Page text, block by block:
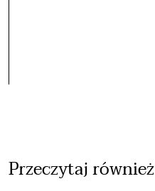
Przeczytaj również